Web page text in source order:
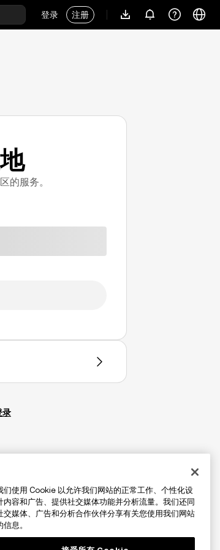
登录 注册
的服务。
录
们使用 Cookie 以允许我们网站的正常工作、个性化设
内容和广告、提供社交媒体功能并分析流量。我们还同
交媒体、广告和分析合作伙伴分享有关您使用我们网站
信息。